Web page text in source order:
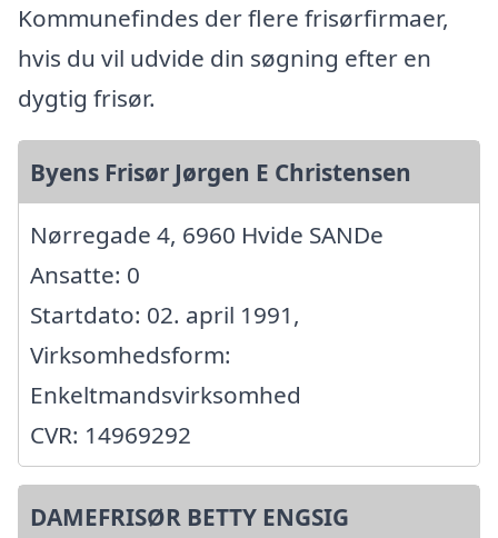
Kommunefindes der flere frisørfirmaer,
hvis du vil udvide din søgning efter en
dygtig frisør.
Byens Frisør Jørgen E Christensen
Nørregade 4, 6960 Hvide SANDe
Ansatte: 0
Startdato: 02. april 1991,
Virksomhedsform:
Enkeltmandsvirksomhed
CVR: 14969292
DAMEFRISØR BETTY ENGSIG